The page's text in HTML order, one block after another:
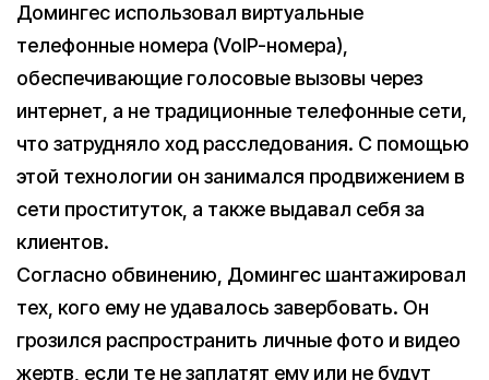
Домингес использовал виртуальные
телефонные номера (VoIP-номера),
обеспечивающие голосовые вызовы через
интернет, а не традиционные телефонные сети,
что затрудняло ход расследования. С помощью
этой технологии он занимался продвижением в
сети проституток, а также выдавал себя за
клиентов.
Согласно обвинению, Домингес шантажировал
тех, кого ему не удавалось завербовать. Он
грозился распространить личные фото и видео
жертв, если те не заплатят ему или не будут